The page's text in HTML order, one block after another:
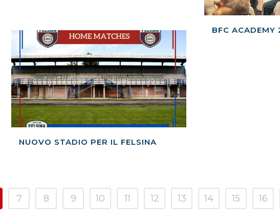
BFC ACADEMY
NUOVO STADIO PER IL FELSINA
7 8 9 10 11 12 13 14 15 16